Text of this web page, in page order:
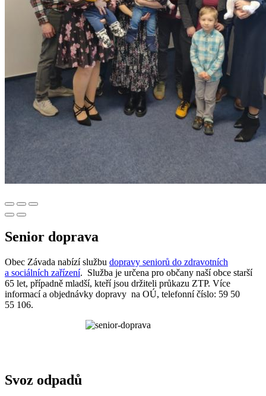
Senior doprava
Obec Závada nabízí službu dopravy seniorů do zdravotních
a sociálních zařízení. Služba je určena pro občany naší obce starší
65 let, případně mladší, kteří jsou držiteli průkazu ZTP. Více
informací a objednávky dopravy na OÚ, telefonní číslo: 59 50
55 106.
Svoz odpadů